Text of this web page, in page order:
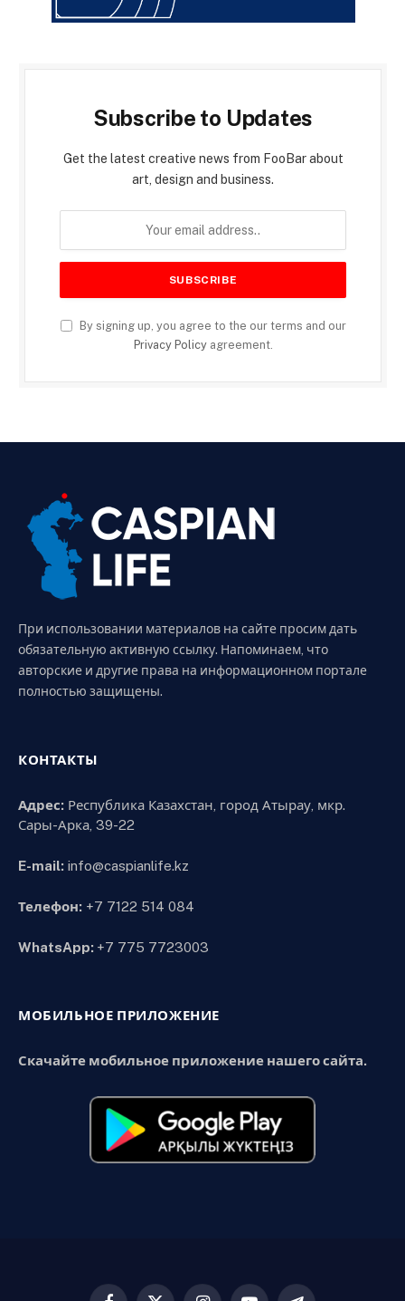
Subscribe to Updates
Get the latest creative news from FooBar about
art, design and business.
By signing up, you agree to the our terms and our
Privacy Policyagreement.
При использовании материалов на сайте просим дать
обязательную активную ссылку. Напоминаем, что
авторские и другие права на информационном портале
полностью защищены.
КОНТАКТЫ
Адрес: Республика Казахстан, город Атырау, мкр.
Сары-Арка, 39-22
E-mail: info@caspianlife.kz
Телефон: +7 7122 514 084
WhatsApp: +7 775 7723003
МОБИЛЬНОЕ ПРИЛОЖЕНИЕ
Скачайте мобильное приложение нашего сайта.